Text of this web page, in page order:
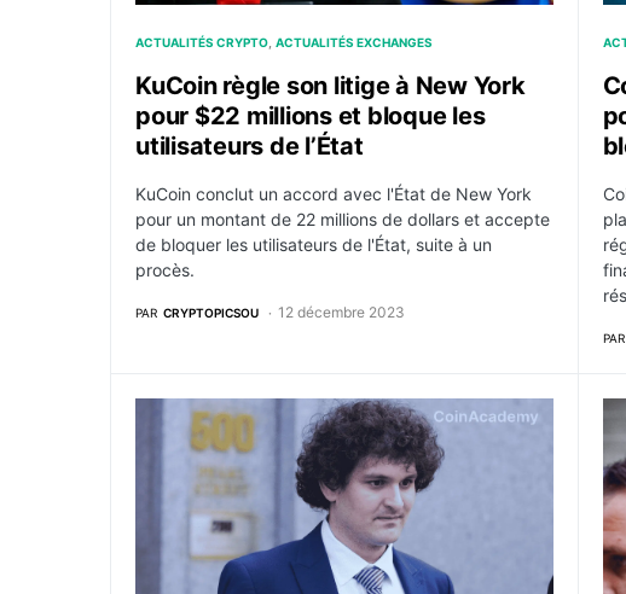
ACTUALITÉS CRYPTO ACTUALITÉS EXCHANGES
KuCoin règle son litige à New York
pour $22 millions et bloque les
utilisateurs de l’État
KuCoin conclut un accord avec l'État de New York
pour un montant de 22 millions de dollars et accepte
de bloquer les utilisateurs de l'État, suite à un
procès.
PAR CRYPTOPICSOU 12 décembre 2023
PAR
FTX et Alameda transfèrent plus de 24 millions de